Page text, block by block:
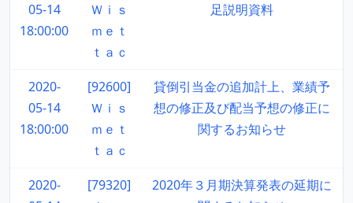
05-14
18:00:00
Ｗｉｓ
ｍｅｔ
ｔａｃ
足説明資料
2020-
05-14
18:00:00
[92600]
Ｗｉｓ
ｍｅｔ
ｔａｃ
貸倒引当金の追加計上、業績予
想の修正及び配当予想の修正に
関するお知らせ
2020-
[79320]
2020年３月期決算発表の延期に